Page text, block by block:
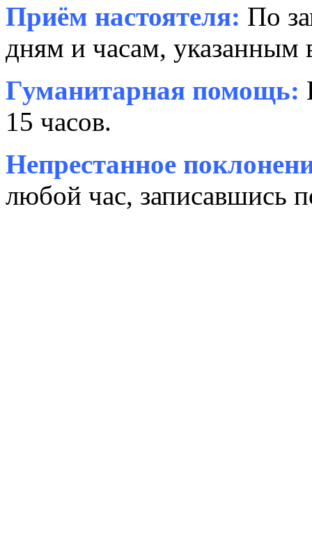
Приём настоятеля: По
дням и часам, указанным
Гуманитарная помощь:
15 часов.
Непрестанное
любой час, записавшись